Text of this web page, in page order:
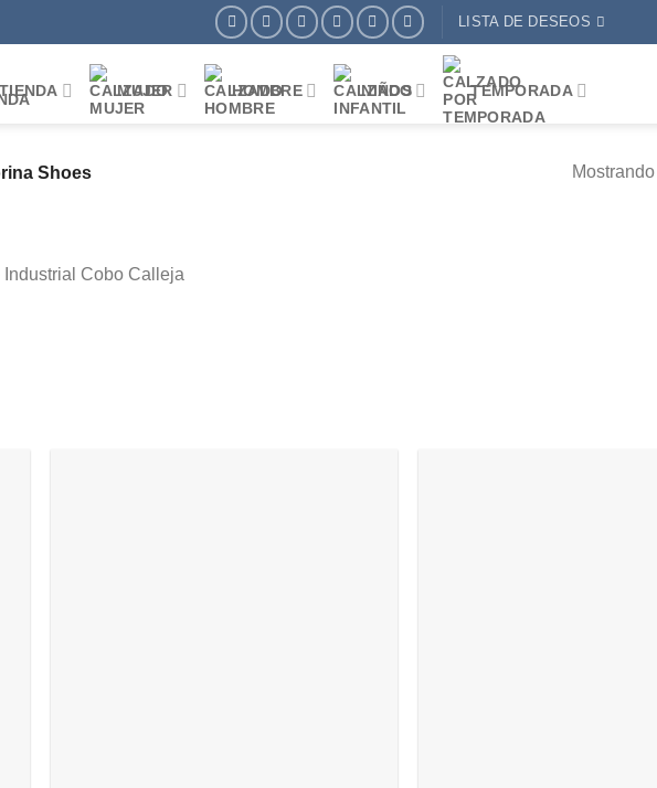
LISTA DE DESEOS
TIENDA MUJER HOMBRE NIÑOS TEMPORADA
Shoes
Cobo Calleja